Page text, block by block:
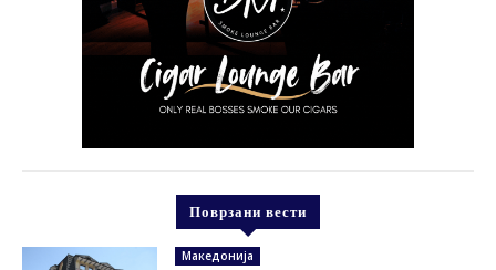
Поврзани вести
Македонија